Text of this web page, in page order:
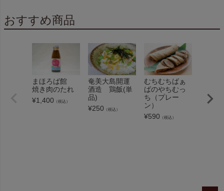
おすすめ商品
まほろば館
焼き肉のたれ
¥1,400 （税込）
奄美大島開運
酒造 鶏飯(単
品)
¥250 （税込）
むちむちばぁ
ばのやちむっ
ち（プレー
ン）
¥590 （税込）
曙の
ルセ